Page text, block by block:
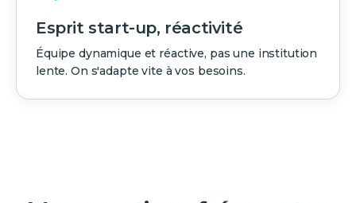
Esprit start-up, réactivité
Équipe dynamique et réactive, pas une institution
lente. On s'adapte vite à vos besoins.